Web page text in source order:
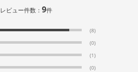
レビュー件数：9件
(8)
(0)
(1)
(0)